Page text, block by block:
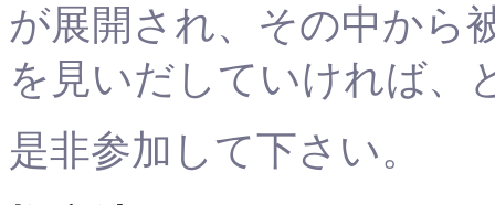
が展開され、その中から
を見いだしていければ、
是非参加して下さい。